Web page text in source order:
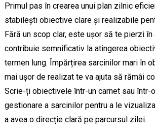
Primul pas în crearea unui plan zilnic
stabilești obiective clare și realizabile
Fără un scop clar, este ușor să te pierzi
contribuie semnificativ la atingerea
termen lung. Împărțirea sarcinilor mari în
mai ușor de realizat te va ajuta să rămâi
Scrie-ți obiectivele într-un carnet sau într-
gestionare a sarcinilor pentru a le
a avea o direcție clară pe parcursul zilei.